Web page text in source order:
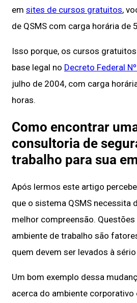
em sites de cursos gratuitos,
de QSMS com carga horária de
Isso porque, os cursos
base legal no Decreto Federal
julho de 2004, com carga
horas.
Como encontrar
consultoria de
trabalho para sua
Após lermos este artigo
que o sistema QSMS necessita
melhor compreensão.
ambiente de trabalho são
quem devem ser levados à
Um bom exemplo dessa
acerca do ambiente corporativo